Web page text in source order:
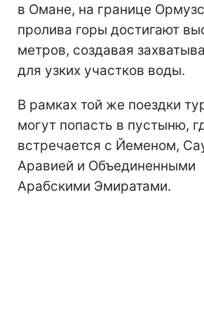
в Омане, на границе
пролива горы достигают
метров, создавая
для узких участков воды.
В рамках той же поездки
могут попасть в пустыню,
встречается с Йеменом,
Аравией и Объединенными
Арабскими Эмиратами.